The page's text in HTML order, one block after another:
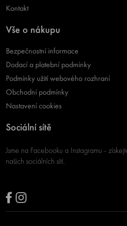
Kontakt
Vše o nákupu
Bezpečnostní informace
Dodací a platební podmínky
Podmínky užití webového rozhraní
Obchodní podmínky
Nastavení cookies
Sociální sítě
Jsme na Facebooku a Instagramu -
našich sociálních sítí.